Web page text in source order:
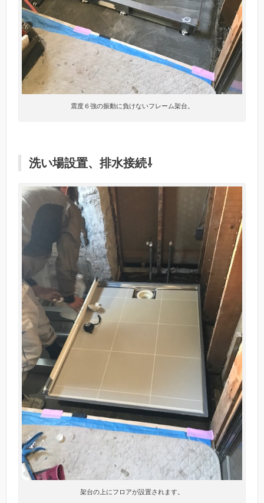
震度６強の振動に負けないフレーム架台。
洗い場設置、排水接続⇩
架台の上にフロアが設置されます。